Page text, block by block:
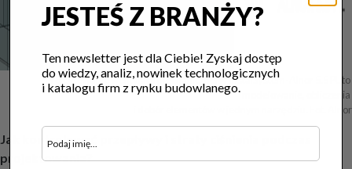
Projektowanie wentylacji mechanicznej w InstalSystem-Alnor 5.5 PL to
modelowanie, obliczenia
i dobór elementów w jednym narzędziu. Fot. Alnor
Jak kontrolować przepływy i straty ciśnienia podczas
projektowania?
JESTEŚ Z BRANŻY?
Ten newsletter jest dla Ciebie! Zyskaj dostęp
do wiedzy, analiz, nowinek technologicznych
i katalogu firm z rynku budowlanego.